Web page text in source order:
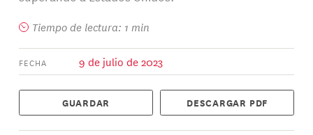
Tiempo de lectura: 1 min
FECHA 9 de julio de 2023
GUARDAR DESCARGAR PDF